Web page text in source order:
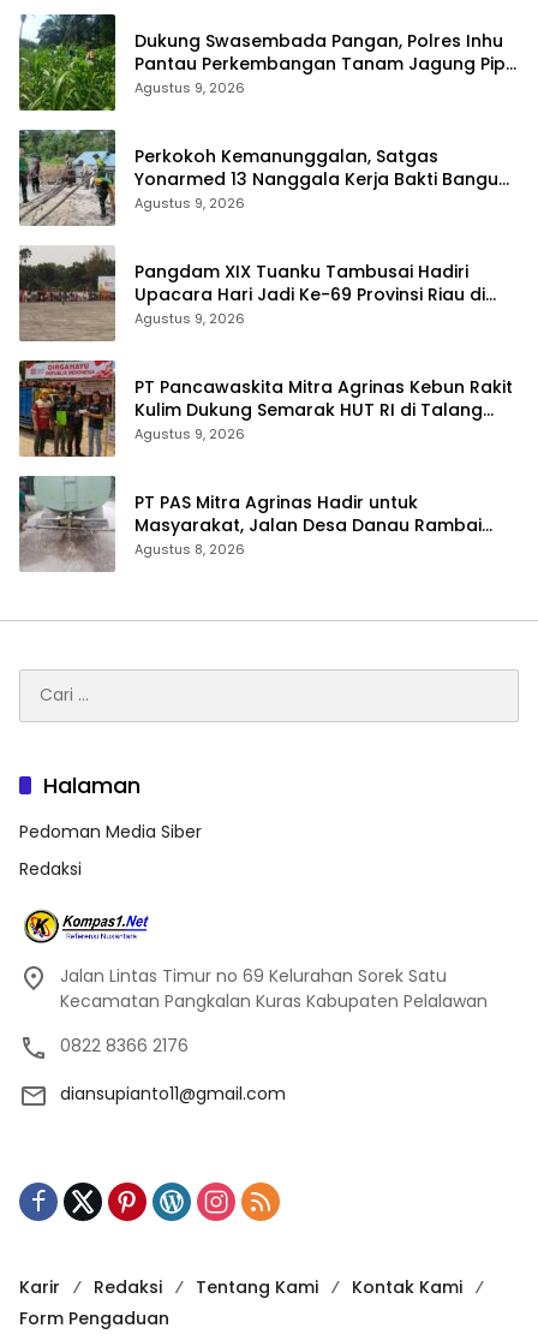
Dukung Swasembada Pangan, Polres Inhu
Pantau Perkembangan Tanam Jagung Pipil
Agustus 9, 2026
Perkokoh Kemanunggalan, Satgas
Yonarmed 13 Nanggala Kerja Bakti Bangun
Masjid Al-Hikmah di Kapuas Hulu
Agustus 9, 2026
Pangdam XIX Tuanku Tambusai Hadiri
Upacara Hari Jadi Ke-69 Provinsi Riau di
Pekanbaru
Agustus 9, 2026
‎PT Pancawaskita Mitra Agrinas Kebun Rakit
Kulim Dukung Semarak HUT RI di Talang
Perigi
Agustus 9, 2026
‎PT PAS Mitra Agrinas Hadir untuk
Masyarakat, Jalan Desa Danau Rambai
Dirawat dan Disiram
Agustus 8, 2026
untuk:
Halaman
Pedoman Media Siber
Redaksi
Jalan Lintas Timur no 69 Kelurahan Sorek Satu
Kecamatan Pangkalan Kuras Kabupaten Pelalawan
0822 8366 2176
diansupianto11@gmail.com
Karir Redaksi Tentang Kami
Kontak Kami
Form Pengaduan